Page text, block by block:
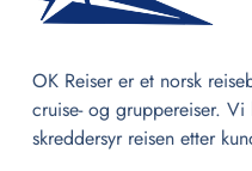
OK Reiser er et norsk
cruise- og gruppereiser.
skreddersyr reisen etter